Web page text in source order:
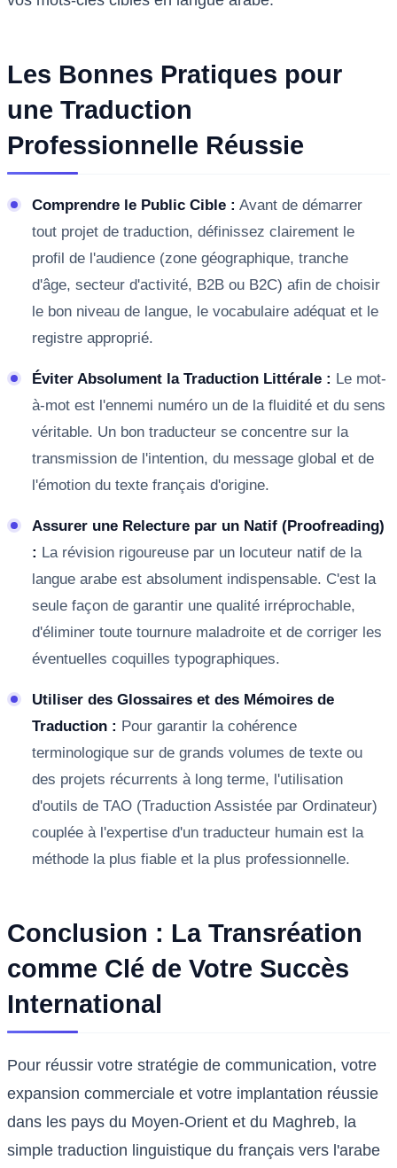
Les Bonnes Pratiques pour
une Traduction
Professionnelle Réussie
Comprendre le Public Cible : Avant de démarrer
tout projet de traduction, définissez clairement le
profil de l'audience (zone géographique, tranche
d'âge, secteur d'activité, B2B ou B2C) afin de choisir
le bon niveau de langue, le vocabulaire adéquat et le
registre approprié.
Éviter Absolument la Traduction Littérale : Le mot-
à-mot est l'ennemi numéro un de la fluidité et du sens
véritable. Un bon traducteur se concentre sur la
transmission de l'intention, du message global et de
l'émotion du texte français d'origine.
Assurer une Relecture par un Natif (Proofreading)
: La révision rigoureuse par un locuteur natif de la
langue arabe est absolument indispensable. C'est la
seule façon de garantir une qualité irréprochable,
d'éliminer toute tournure maladroite et de corriger les
éventuelles coquilles typographiques.
Utiliser des Glossaires et des Mémoires de
Traduction : Pour garantir la cohérence
terminologique sur de grands volumes de texte ou
des projets récurrents à long terme, l'utilisation
d'outils de TAO (Traduction Assistée par Ordinateur)
couplée à l'expertise d'un traducteur humain est la
méthode la plus fiable et la plus professionnelle.
Conclusion : La Transréation
comme Clé de Votre Succès
International
Pour réussir votre stratégie de communication, votre
expansion commerciale et votre implantation réussie
dans les pays du Moyen-Orient et du Maghreb, la
simple traduction linguistique du français vers l'arabe